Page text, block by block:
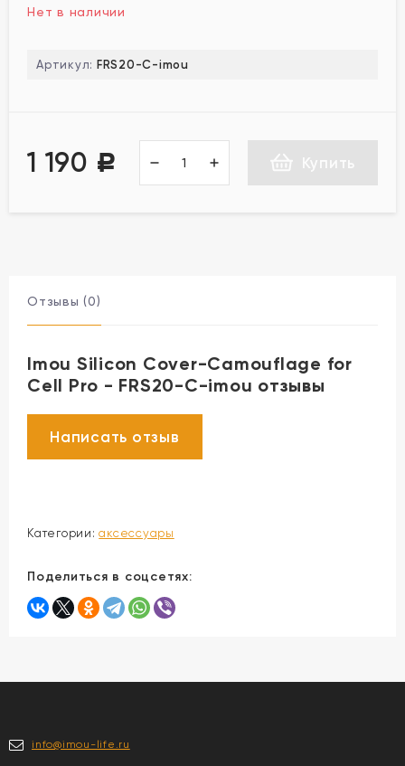
Нет в наличии
Артикул: FRS20-C-imou
1 190 Р Купить
Отзывы (0)
Imou Silicon Cover-Camouflage for
Cell Pro - FRS20-C-imou отзывы
Категории:аксессуары
Поделиться в соцсетях:
info@imou-life.ru